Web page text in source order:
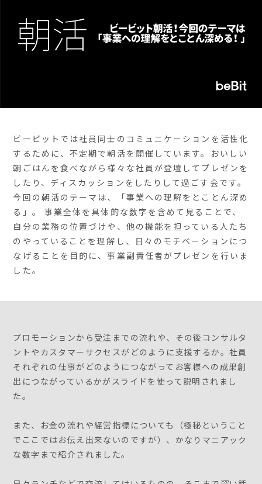
ビービットでは社員同士のコミュニケーションを活性化
するために、不定期で朝活を開催しています。おいしい
朝ごはんを食べながら様々な社員が登壇してプレゼンを
したり、ディスカッションをしたりして過ごす会です。
今回の朝活のテーマは、「事業への理解をとことん深め
る」。 事業全体を具体的な数字を含めて見ることで、
自分の業務の位置づけや、他の機能を担っている人たち
のやっていることを理解し、日々のモチベーションにつ
なげることを目的に、事業副責任者がプレゼンを行いま
した。
プロモーションから受注までの流れや、その後コンサルタ
ントやカスタマーサクセスがどのように支援するか。社員
それぞれの仕事がどのようにつながってお客様への成果創
出につながっているかがスライドを使って説明されまし
た。
また、お金の流れや経営指標についても（極秘ということ
でここではお伝え出来ないのですが）、かなりマニアック
な数字まで紹介されました。